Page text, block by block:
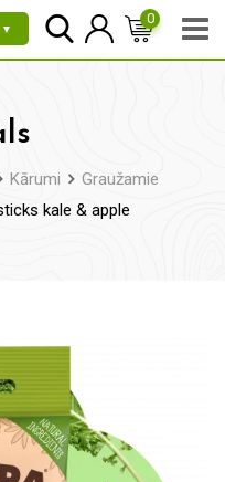
▼
0
Kārumi
Graužamie
kale & apple